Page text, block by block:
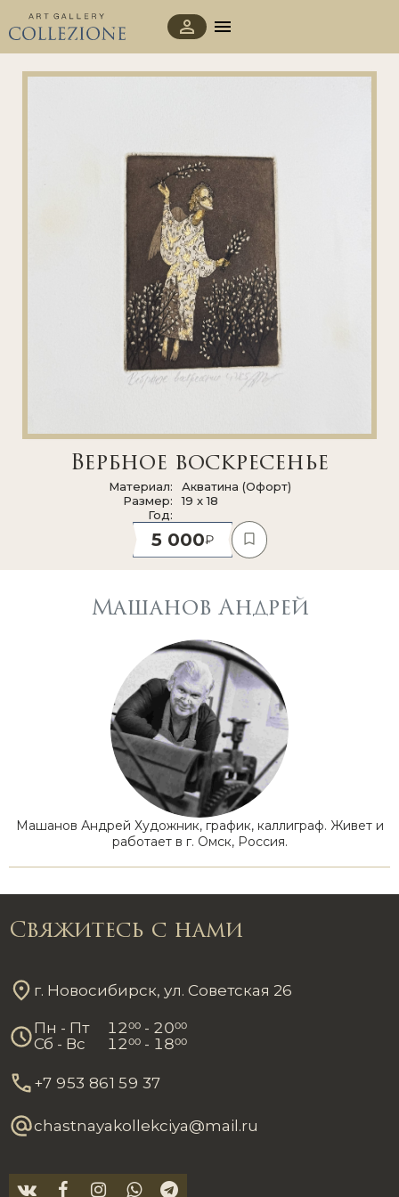
Вербное воскресенье
Материал
Акватина (Офорт)
Размер
19 x 18
Год
5 000
Машанов Андрей
Машанов Андрей Художник, график, каллиграф. Живет и
работает в г. Омск, Россия.
Свяжитесь с нами
г. Новосибирск, ул. Советская 26
Пн - Пт 1200 - 2000
Сб - Вс
1200 - 1800
+7 953 861 59 37
chastnayakollekciya@mail.ru